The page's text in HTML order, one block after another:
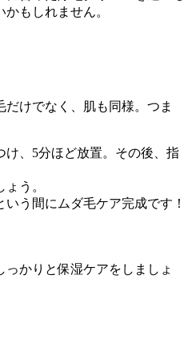
もしれません。
けでなく、肌も同様。つま
、5分ほど放置。その後、指
う。
う間にムダ毛ケア完成です！
っかりと保湿ケアをしましょ